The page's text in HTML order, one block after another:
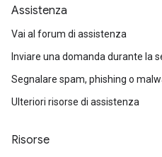
Assistenza
Vai al forum di assistenza
Inviare una domanda durante la
Segnalare spam, phishing o
Ulteriori risorse di assistenza
Risorse